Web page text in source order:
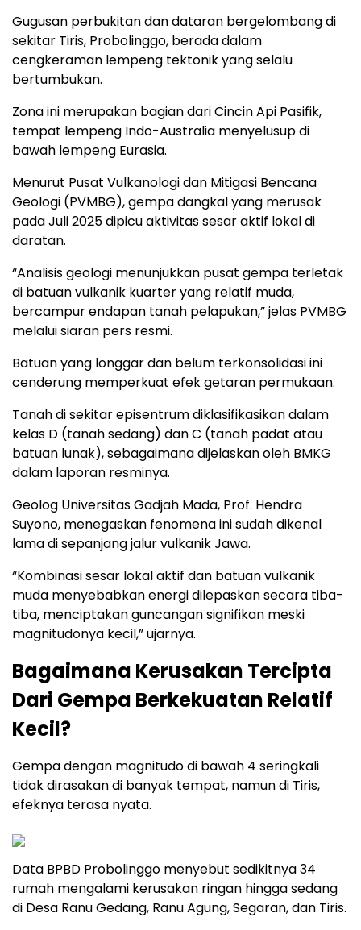
Gugusan perbukitan dan dataran bergelombang di
sekitar Tiris, Probolinggo, berada dalam
cengkeraman lempeng tektonik yang selalu
bertumbukan.
Zona ini merupakan bagian dari Cincin Api Pasifik,
tempat lempeng Indo-Australia menyelusup di
bawah lempeng Eurasia.
Menurut Pusat Vulkanologi dan Mitigasi Bencana
Geologi (PVMBG), gempa dangkal yang merusak
pada Juli 2025 dipicu aktivitas sesar aktif lokal di
daratan.
“Analisis geologi menunjukkan pusat gempa terletak
di batuan vulkanik kuarter yang relatif muda,
bercampur endapan tanah pelapukan,” jelas PVMBG
melalui siaran pers resmi.
Batuan yang longgar dan belum terkonsolidasi ini
cenderung memperkuat efek getaran permukaan.
Tanah di sekitar episentrum diklasifikasikan dalam
kelas D (tanah sedang) dan C (tanah padat atau
batuan lunak), sebagaimana dijelaskan oleh BMKG
dalam laporan resminya.
Geolog Universitas Gadjah Mada, Prof. Hendra
Suyono, menegaskan fenomena ini sudah dikenal
lama di sepanjang jalur vulkanik Jawa.
“Kombinasi sesar lokal aktif dan batuan vulkanik
muda menyebabkan energi dilepaskan secara tiba-
tiba, menciptakan guncangan signifikan meski
magnitudonya kecil,” ujarnya.
Bagaimana Kerusakan Tercipta
Dari Gempa Berkekuatan Relatif
Kecil?
Gempa dengan magnitudo di bawah 4 seringkali
tidak dirasakan di banyak tempat, namun di Tiris,
efeknya terasa nyata.
Data BPBD Probolinggo menyebut sedikitnya 34
rumah mengalami kerusakan ringan hingga sedang
di Desa Ranu Gedang, Ranu Agung, Segaran, dan Tiris.